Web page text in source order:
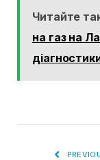
Читайте
на газ на